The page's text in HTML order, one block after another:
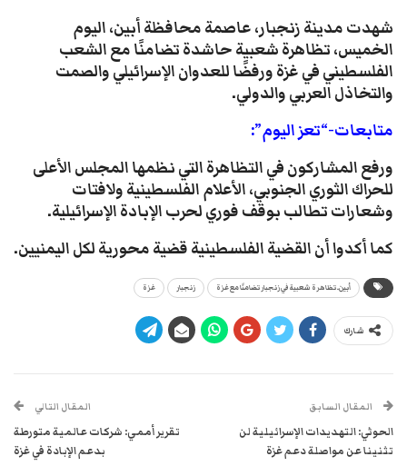
شهدت مدينة زنجبار، عاصمة محافظة أبين، اليوم
الخميس، تظاهرة شعبية حاشدة تضامنًا مع الشعب
الفلسطيني في غزة ورفضًا للعدوان الإسرائيلي والصمت
والتخاذل العربي والدولي.
متابعات-“تعز اليوم”:
ورفع المشاركون في التظاهرة التي نظمها المجلس الأعلى
للحراك الثوري الجنوبي، الأعلام الفلسطينية ولافتات
وشعارات تطالب بوقف فوري لحرب الإبادة الإسرائيلية.
كما أكدوا أن القضية الفلسطينية قضية محورية لكل اليمنيين.
أبين.. تظاهرة شعبية في زنجبار تضامنًا مع غزة زنجبار غزة
شارك
المقال السابق
الحوثي: التهديدات الإسرائيلية لن
تثنينا عن مواصلة دعم غزة
المقال التالي
تقرير أممي: شركات عالمية متورطة
بدعم الإبادة في غزة